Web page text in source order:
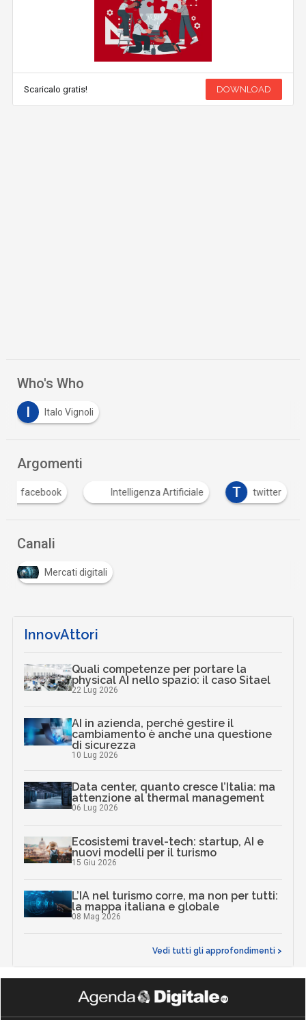
Scaricalo gratis! DOWNLOAD
Who's Who
I
Italo Vignoli
Argomenti
facebook Intelligenza Artificiale T twitter
Canali
Mercati digitali
InnovAttori
Quali competenze per portare la
physical AI nello spazio: il caso Sitael
22 Lug 2026
AI in azienda, perché gestire il
cambiamento è anche una questione
di sicurezza
10 Lug 2026
Data center, quanto cresce l’Italia: ma
attenzione al thermal management
06 Lug 2026
Ecosistemi travel-tech: startup, AI e
nuovi modelli per il turismo
15 Giu 2026
L’IA nel turismo corre, ma non per tutti:
la mappa italiana e globale
08 Mag 2026
Vedi tutti gli approfondimenti >